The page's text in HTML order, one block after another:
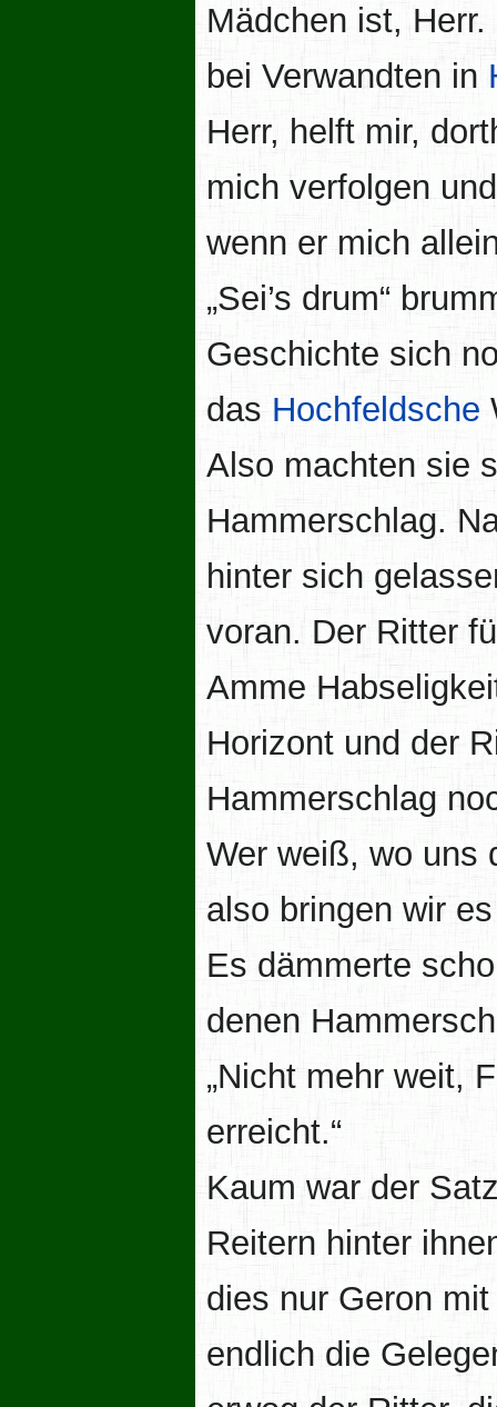
Mädchen ist,
bei Verwandten in
Herr, helft mir,
mich verfolgen
wenn er mich
„Sei’s drum“
Geschichte sich
das Hochfeldsche
Also machten sie
Hammerschlag.
hinter sich
voran. Der Ritter
Amme
Horizont und der
Hammerschlag
Wer weiß, wo uns
also bringen wir
Es dämmerte
denen
„Nicht mehr weit,
erreicht.“
Kaum war der
Reitern hinter
dies nur Geron
endlich die